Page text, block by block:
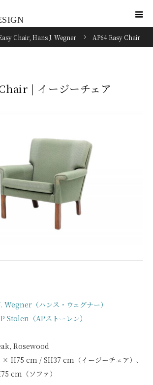
Chair, Hans J. Wegner AP64 Easy Chair
| イージーチェア
Wegner（ハンス・ウェグナー）
Stolen（APストーレン）
Rosewood
H75 cm / SH37 cm（イージーチェア）、
cm（ソファ）